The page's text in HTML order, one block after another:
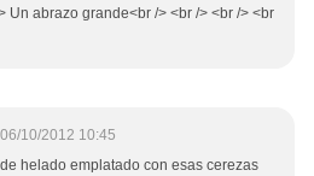
Un abrazo grande<br /> <br /> <br /> <br
06/10/2012 10:45
helado emplatado con esas cerezas